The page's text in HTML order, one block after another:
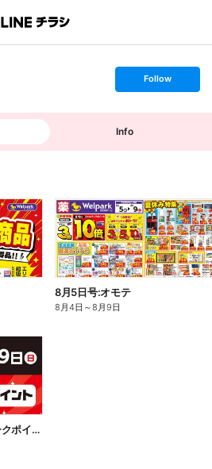
s
t
o
Follow
Info
8月5日号:オモテ
8月4日 ～8月9日
予告 8月9日(日)はウェルパークポイント10倍!